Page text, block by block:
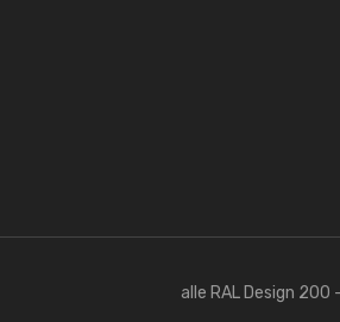
alle RAL Design 200